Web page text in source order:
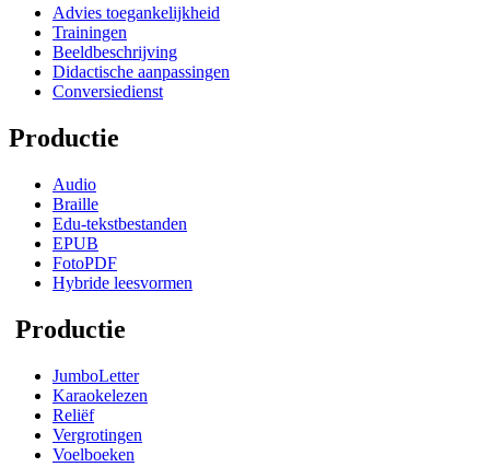
Advies toegankelijkheid
Trainingen
Beeldbeschrijving
Didactische aanpassingen
Conversiedienst
Productie
Audio
Braille
Edu-tekstbestanden
EPUB
FotoPDF
Hybride leesvormen
Productie
JumboLetter
Karaokelezen
Reliëf
Vergrotingen
Voelboeken